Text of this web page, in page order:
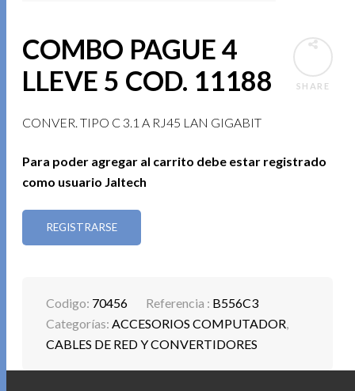
SHARE
COMBO PAGUE 4
LLEVE 5 COD. 11188
CONVER. TIPO C 3.1 A RJ45 LAN GIGABIT
Para poder agregar al carrito debe estar registrado
como usuario Jaltech
REGISTRARSE
Codigo: 70456 Referencia : B556C3
Categorías:ACCESORIOS COMPUTADOR,
CABLES DE RED Y CONVERTIDORES